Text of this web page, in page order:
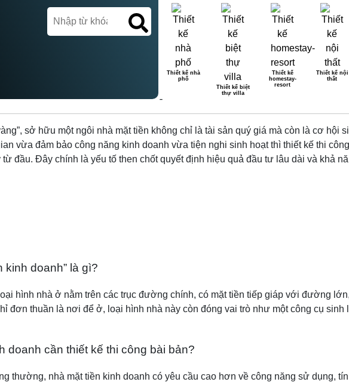
Thiết kế nhà
phố
Thiết kế biệt
thự villa
Thiết kế
homestay-
resort
Thiết kế nội
thất
CÔNG NHÀ MẶT TIỀN KINH
sở hữu một ngôi nhà mặt tiền không chỉ là tài sản quý giá mà còn là cơ hội
vừa đảm bảo công năng kinh doanh vừa tiện nghi sinh hoạt thì thiết kế thi
đầu. Đây chính là yếu tố then chốt quyết định hiệu quả đầu tư lâu dài và khả
kinh doanh” là gì?
hình nhà ở nằm trên các trục đường chính, có mặt tiền tiếp giáp với đường
đơn thuần là nơi để ở, loại hình nhà này còn đóng vai trò như một công cụ
doanh cần thiết kế thi công bài bản?
thường, nhà mặt tiền kinh doanh có yêu cầu cao hơn về công năng sử dụng,